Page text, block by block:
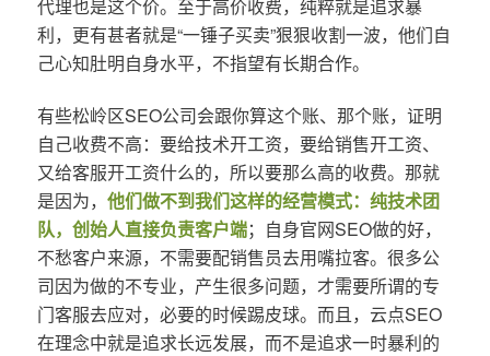
代理也是这个价。至于高价收费，纯粹就是追求暴
利，更有甚者就是“一锤子买卖”狠狠收割一波，他们自
己心知肚明自身水平，不指望有长期合作。
有些松岭区SEO公司会跟你算这个账、那个账，证明
自己收费不高：要给技术开工资，要给销售开工资、
又给客服开工资什么的，所以要那么高的收费。那就
是因为， 他们做不到我们这样的经营模式：纯技术团
队，创始人直接负责客户端；自身官网SEO做的好，
不愁客户来源，不需要配销售员去用嘴拉客。很多公
司因为做的不专业，产生很多问题，才需要所谓的专
门客服去应对，必要的时候踢皮球。而且，云点SEO
在理念中就是追求长远发展，而不是追求一时暴利的